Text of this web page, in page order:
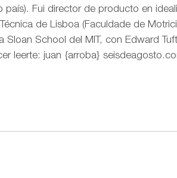
Fui director de producto en
de Lisboa (Faculdade de
School del MIT, con Edward
leerte: juan {arroba}